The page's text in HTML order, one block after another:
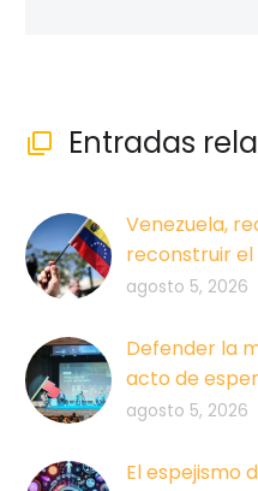
 Entradas
Venezuela,
reconstruir el
agosto 5, 2026
Defender la
acto de
agosto 5, 2026
El espejismo